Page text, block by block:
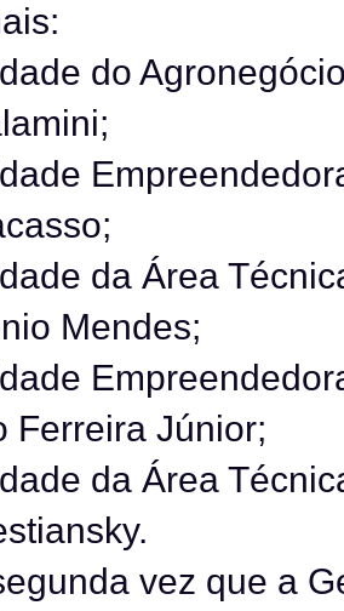
do
da Área
Mendes;
Ferreira Júnior;
da Área
vez que a